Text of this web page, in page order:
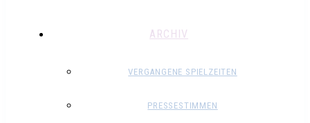
ARCHIV
VERGANGENE SPIELZEITEN
PRESSESTIMMEN